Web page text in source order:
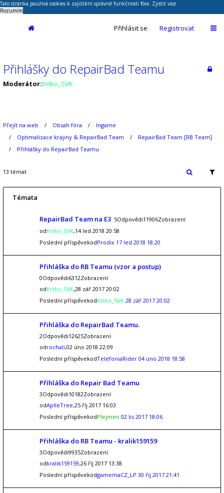
Tato stránka používá cookies k zajištění správné funkčnosti fóra. Zjistit více
Rozumím
Přihlásit se Registrovat
Přihlášky do RepairBad Teamu
Moderátor:Krtko_SVK
Přejít na web Obsah fóra
Ingame
Optimalizace krajiny & RepairBad Team
RepairBad Team [RB Team]
Přihlášky do RepairBad Teamu
13 témat
Témata
RepairBad Team na E3 5Odpovědi11906Zobrazení
odKrtko_SVK,14 led 2018 20:58
Poslední příspěvekodProdix 17 led 2018 18:20
Přihláška do RB Teamu (vzor a postup)
0Odpovědi6312Zobrazení
odKrtko_SVK,28 zář 2017 20:02
Poslední příspěvekodKrtko_SVK 28 zář 2017 20:02
Přihláška do RepairBad Teamu.
2Odpovědi12625Zobrazení
odrochali,02 úno 2018 22:09
Poslední příspěvekodTelefoniaRider 04 úno 2018 18:58
Příhláška do Repair Bad Teamu
3Odpovědi10182Zobrazení
odAplleTree,25 říj 2017 16:03
Poslední příspěvekodPlejmen 02 lis 2017 18:06
Přihláška do RB Teamu - kralik159159
3Odpovědi9935Zobrazení
odkralik159159,26 říj 2017 13:38
Poslední příspěvekodgamemaCZ_LP 30 říj 2017 21:41